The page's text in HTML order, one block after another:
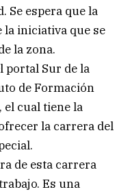
Se espera que la
la iniciativa que se
la zona.
portal Sur de la
de Formación
el cual tiene la
la carrera del
de esta carrera
Es una